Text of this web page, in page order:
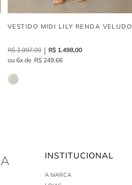
VESTIDO MIDI LILY RENDA VELUDO
R$ 2.997,00 R$ 1.498,00
6
R$ 249,66
INSTITUCIONAL
A MARCA